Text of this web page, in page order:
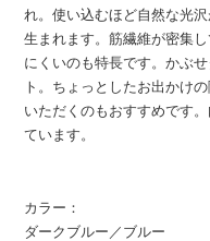
れ。使い込むほど自然な光
生まれます。筋繊維が密集
にくいのも特長です。かぶ
ト。ちょっとしたお出かけ
いただくのもおすすめです
ています。
カラー：
ダークブルー／ブルー